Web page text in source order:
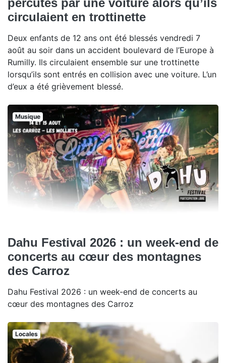
percutés par une voiture alors qu’ils
circulaient en trottinette
Deux enfants de 12 ans ont été blessés vendredi 7
août au soir dans un accident boulevard de l’Europe à
Rumilly. Ils circulaient ensemble sur une trottinette
lorsqu’ils sont entrés en collision avec une voiture. L’un
d’eux a été grièvement blessé.
Musique
Dahu Festival 2026 : un week-end de
concerts au cœur des montagnes
des Carroz
Dahu Festival 2026 : un week-end de concerts au
cœur des montagnes des Carroz
Locales